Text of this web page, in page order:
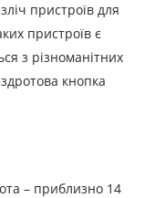
пристроїв для
пристроїв є
з різноманітних
кнопка
– приблизно 14